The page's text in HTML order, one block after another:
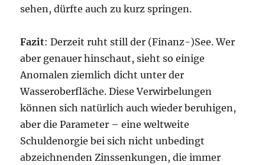
sehen, dürfte auch zu kurz springen.
Fazit: Derzeit ruht still der (Finanz-)See. Wer
aber genauer hinschaut, sieht so einige
Anomalen ziemlich dicht unter der
Wasseroberfläche. Diese Verwirbelungen
können sich natürlich auch wieder beruhigen,
aber die Parameter – eine weltweite
Schuldenorgie bei sich nicht unbedingt
abzeichnenden Zinssenkungen, die immer